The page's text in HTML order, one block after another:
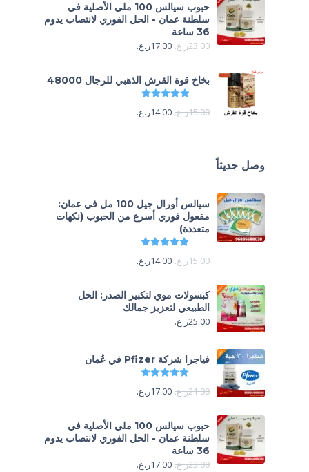
حبوب سيالس 100 ملي الأصلية في
سلطنة عمان - الحل الفوري لانتصاب يدوم
36 ساعة
23.00ر.ع. 17.00ر.ع.
بخاخ قوة القرش الذهبي للرجال 48000
تم التقييم
15.00ر.ع. 14.00ر.ع.
وصل حديثاً
سيالس أورال جيل 100 مل في عمان:
مفعول فوري أسرع من الحبوب (نكهات
متعددة)
15.00ر.ع. 14.00ر.ع.
كبسولات موي لتكبير الصدر: الحل
الطبيعي لتعزيز جمالك
25.00ر.ع.
فياجرا شركة Pfizer في عُمان
21.00ر.ع. 17.00ر.ع.
حبوب سيالس 100 ملي الأصلية في
سلطنة عمان - الحل الفوري لانتصاب يدوم
36 ساعة
23.00ر.ع. 17.00ر.ع.